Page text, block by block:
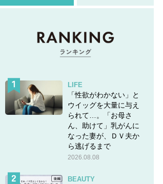
LIFE
「性欲がわかない」と
ウイッグを大量に与え
られて…。「お母さ
ん、助けて」乳がんに
なった妻が、ＤＶ夫か
ら逃げるまで
2026.08.08
BEAUTY